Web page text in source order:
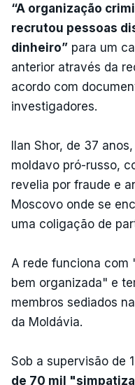
“A organização
recrutou pessoas
dinheiro” para um
anterior através da
acordo com
investigadores.
Ilan Shor, de 37
moldavo pró-russo,
revelia por fraude e
Moscovo onde se
uma coligação de
A rede funciona com
bem organizada" e
membros sediados
da Moldávia.
Sob a supervisão de
de 70 mil